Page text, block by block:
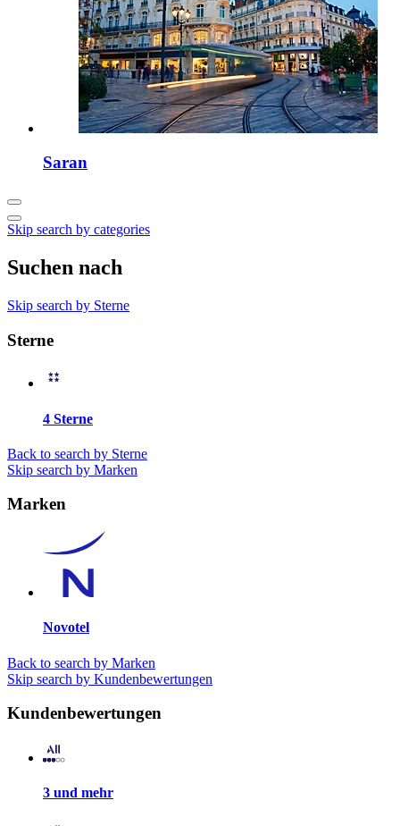
Saran
Skip search by categories
Suchen nach
Skip search by Sterne
Sterne
4 Sterne
Back to search by Sterne
Skip search by Marken
Marken
Novotel
Back to search by Marken
Skip search by Kundenbewertungen
Kundenbewertungen
3 und mehr